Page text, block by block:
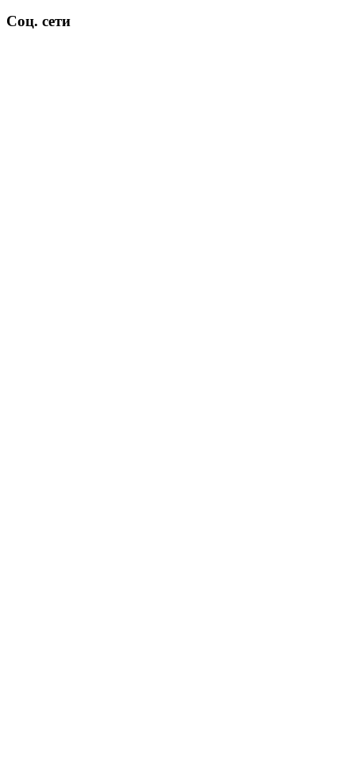
Соц. сети